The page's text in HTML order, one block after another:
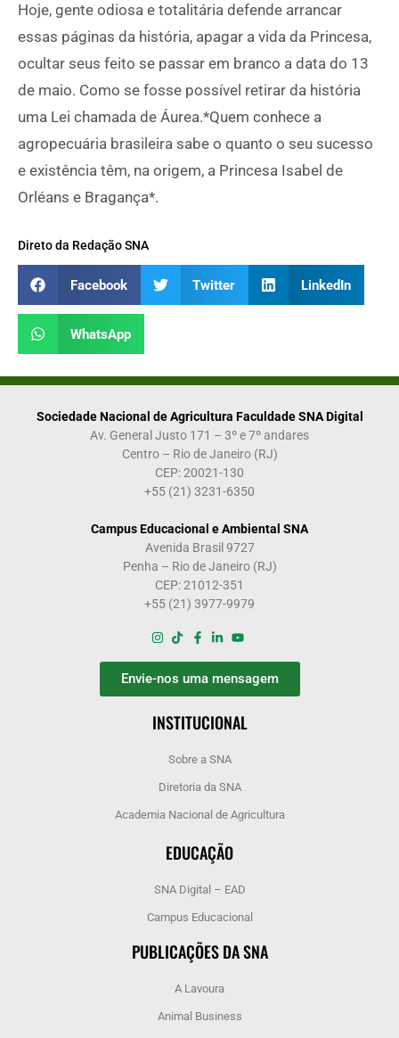
Hoje, gente odiosa e totalitária defende arrancar
essas páginas da história, apagar a vida da Princesa,
ocultar seus feito se passar em branco a data do 13
de maio. Como se fosse possível retirar da história
uma Lei chamada de Áurea.*Quem conhece a
agropecuária brasileira sabe o quanto o seu sucesso
e existência têm, na origem, a Princesa Isabel de
Orléans e Bragança*.
Direto da Redação SNA
Facebook Twitter LinkedIn
WhatsApp
Sociedade Nacional de Agricultura Faculdade SNA Digital
Av. General Justo 171 – 3º e 7º andares
Centro – Rio de Janeiro (RJ)
CEP: 20021-130
+55 (21) 3231-6350
Campus Educacional e Ambiental SNA
Avenida Brasil 9727
Penha – Rio de Janeiro (RJ)
CEP: 21012-351
+55 (21) 3977-9979
Envie-nos uma mensagem
INSTITUCIONAL
Sobre a SNA
Diretoria da SNA
Academia Nacional de Agricultura
EDUCAÇÃO
SNA Digital – EAD
Campus Educacional
PUBLICAÇÕES DA SNA
A Lavoura
Animal Business